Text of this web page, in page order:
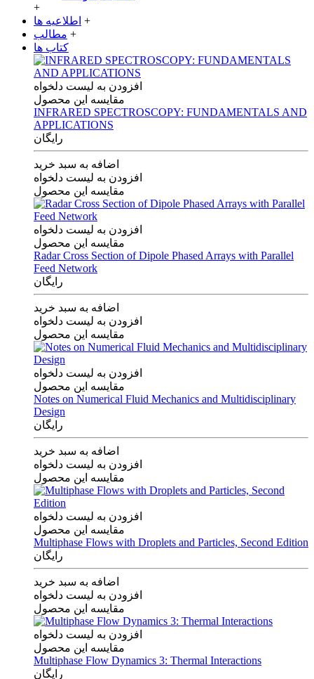
+
اطلاعیه ها +
مطالب +
کتاب ها
افزودن به لیست دلخواه
مقایسه این محصول
INFRARED SPECTROSCOPY: FUNDAMENTALS AND
APPLICATIONS
رایگان
اضافه به سبد خرید
افزودن به لیست دلخواه
مقایسه این محصول
افزودن به لیست دلخواه
مقایسه این محصول
Radar Cross Section of Dipole Phased Arrays with Parallel
Feed Network
رایگان
اضافه به سبد خرید
افزودن به لیست دلخواه
مقایسه این محصول
افزودن به لیست دلخواه
مقایسه این محصول
Notes on Numerical Fluid Mechanics and Multidisciplinary
Design
رایگان
اضافه به سبد خرید
افزودن به لیست دلخواه
مقایسه این محصول
افزودن به لیست دلخواه
مقایسه این محصول
Multiphase Flows with Droplets and Particles, Second Edition
رایگان
اضافه به سبد خرید
افزودن به لیست دلخواه
مقایسه این محصول
افزودن به لیست دلخواه
مقایسه این محصول
Multiphase Flow Dynamics 3: Thermal Interactions
رایگان